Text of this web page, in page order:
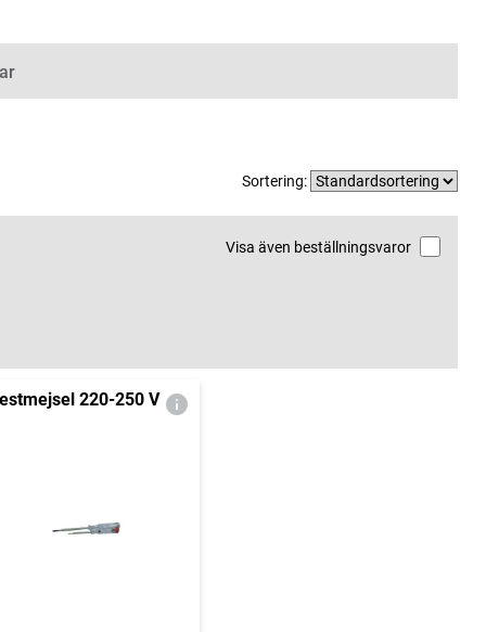
Sortering:
Visa även beställningsvaror
220-250 V